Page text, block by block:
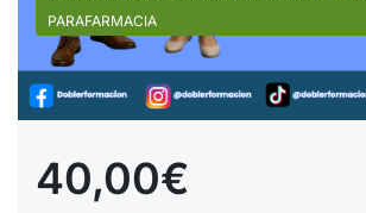
PARAFARMACIA
40,00€